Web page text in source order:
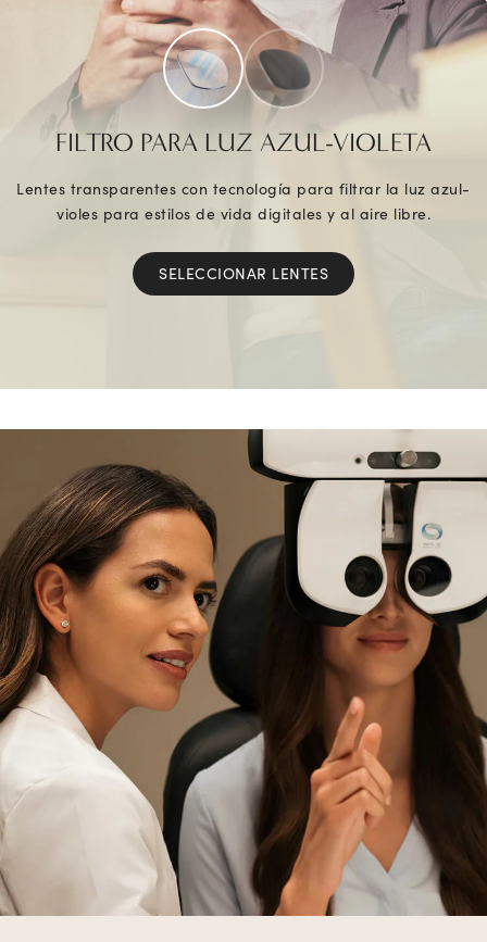
FILTRO PARA LUZ AZUL-VIOLETA
Lentes transparentes con tecnología para filtrar la luz azul-
violes para estilos de vida digitales y al aire libre.
SELECCIONAR LENTES